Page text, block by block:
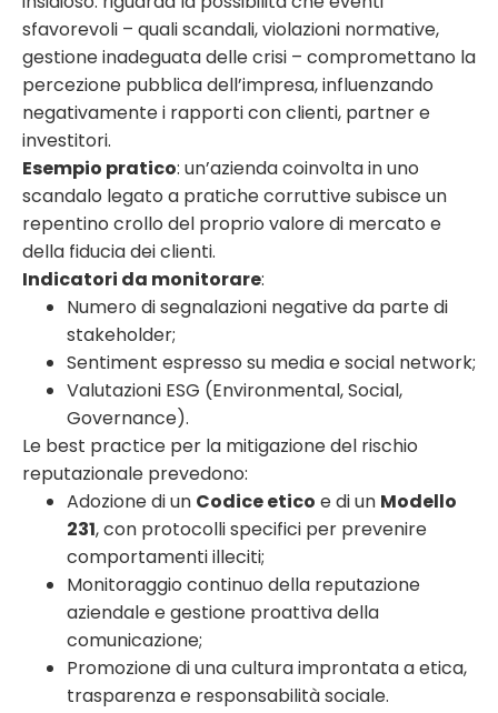
sfavorevoli – quali scandali, violazioni normative,
gestione inadeguata delle crisi – compromettano la
percezione pubblica dell’impresa, influenzando
negativamente i rapporti con clienti, partner e
investitori.
Esempio pratico: un’azienda coinvolta in uno
scandalo legato a pratiche corruttive subisce un
repentino crollo del proprio valore di mercato e
della fiducia dei clienti.
Indicatori da monitorare:
Numero di segnalazioni negative da parte di
stakeholder;
Sentiment espresso su media e social network;
Valutazioni ESG (Environmental, Social,
Governance).
Le best practice per la mitigazione del rischio
reputazionale prevedono:
Adozione di un Codice etico e di un Modello
231, con protocolli specifici per prevenire
comportamenti illeciti;
Monitoraggio continuo della reputazione
aziendale e gestione proattiva della
comunicazione;
Promozione di una cultura improntata a etica,
trasparenza e responsabilità sociale.